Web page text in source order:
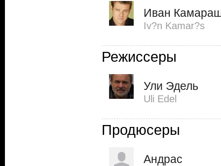
Иван
Iv?n Kamar?s
Режиссеры
Ули Эдель
Uli Edel
Продюсеры
Андрас